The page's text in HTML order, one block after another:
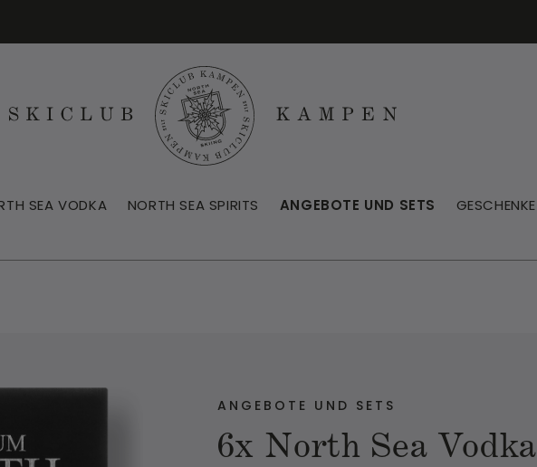
SEA VODKA NORTH SEA SPIRITS ANGEBOTE UND SETS GESCHENKE
ANGEBOTE UND SETS
6x North Sea Vodka